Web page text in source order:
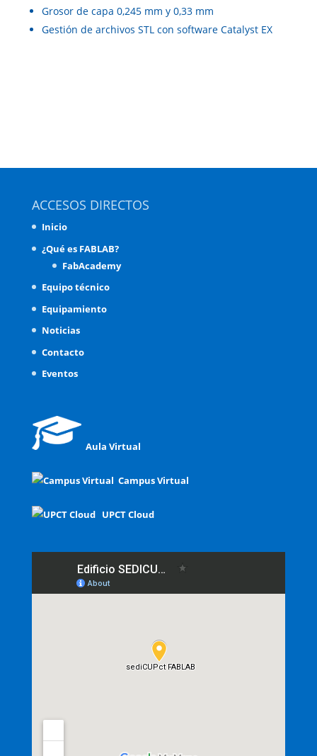
Grosor de capa 0,245 mm y 0,33 mm
Gestión de archivos STL con software Catalyst EX
ACCESOS DIRECTOS
Inicio
¿Qué es FABLAB?
FabAcademy
Equipo técnico
Equipamiento
Noticias
Contacto
Eventos
Aula Virtual
Campus Virtual
UPCT Cloud